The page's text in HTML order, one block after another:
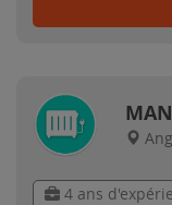
4 ans